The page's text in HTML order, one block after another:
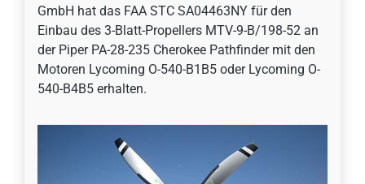
GmbH hat das FAA STC SA04463NY für den
Einbau des 3-Blatt-Propellers MTV-9-B/198-52 an
der Piper PA-28-235 Cherokee Pathfinder mit den
Motoren Lycoming O-540-B1B5 oder Lycoming O-
540-B4B5 erhalten.